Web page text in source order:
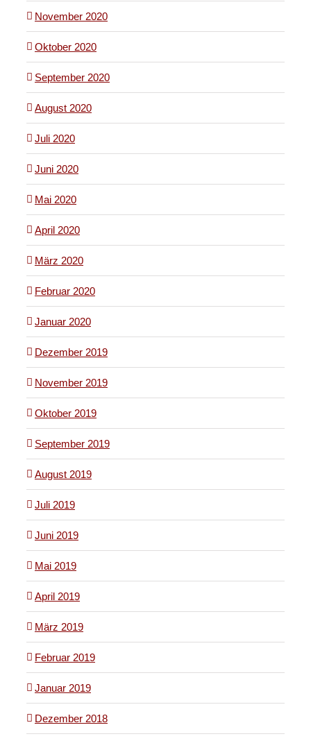
November 2020
Oktober 2020
September 2020
August 2020
Juli 2020
Juni 2020
Mai 2020
April 2020
März 2020
Februar 2020
Januar 2020
Dezember 2019
November 2019
Oktober 2019
September 2019
August 2019
Juli 2019
Juni 2019
Mai 2019
April 2019
März 2019
Februar 2019
Januar 2019
Dezember 2018